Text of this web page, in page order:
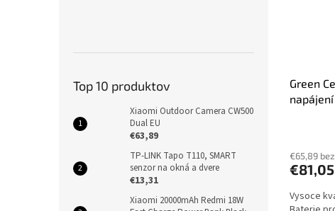
Top 10 produktov
Xiaomi Outdoor Camera CW500
Dual EU
€63,89
TP-LINK Tapo T110, SMART
senzor na okná a dvere
€13,31
Xiaomi 20000mAh Redmi 18W
Green
napájení
€65,89
€81,05
Vysoce